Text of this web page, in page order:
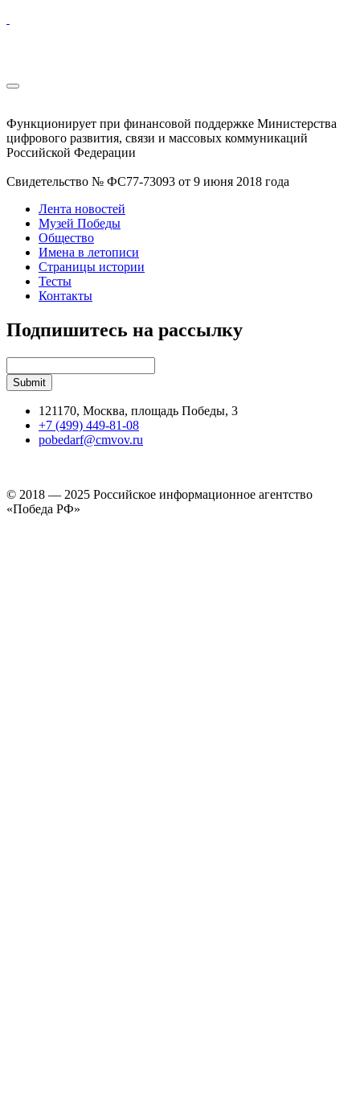
Функционирует при финансовой поддержке Министерства
цифрового развития, связи и массовых коммуникаций
Российской Федерации
Свидетельство № ФС77-73093 от 9 июня 2018 года
Лента новостей
Музей Победы
Общество
Имена в летописи
Страницы истории
Тесты
Контакты
Подпишитесь на рассылку
121170, Москва, площадь Победы, 3
+7 (499) 449-81-08
pobedarf@cmvov.ru
© 2018 — 2025 Российское информационное агентство
«Победа РФ»